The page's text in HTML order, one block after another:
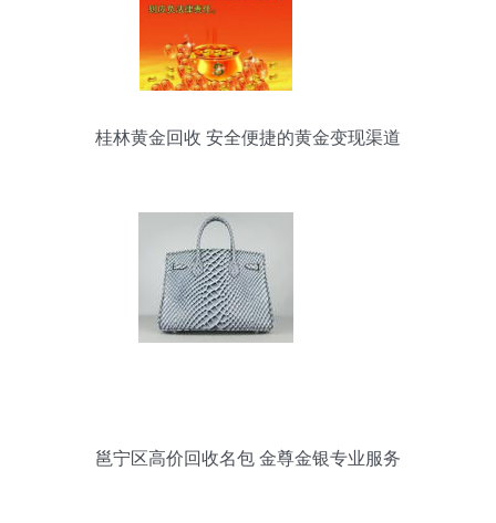
桂林黄金回收 安全便捷的黄金变现渠道
邕宁区高价回收名包 金尊金银专业服务